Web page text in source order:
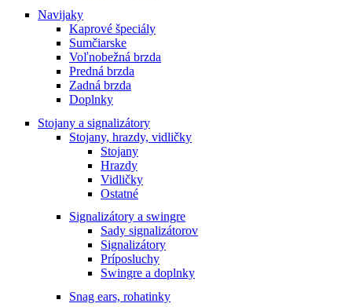
Navijaky
Kaprové špeciály
Sumčiarske
Voľnobežná brzda
Predná brzda
Zadná brzda
Doplnky
Stojany a signalizátory
Stojany, hrazdy, vidličky
Stojany
Hrazdy
Vidličky
Ostatné
Signalizátory a swingre
Sady signalizátorov
Signalizátory
Príposluchy
Swingre a doplnky
Snag ears, rohatinky